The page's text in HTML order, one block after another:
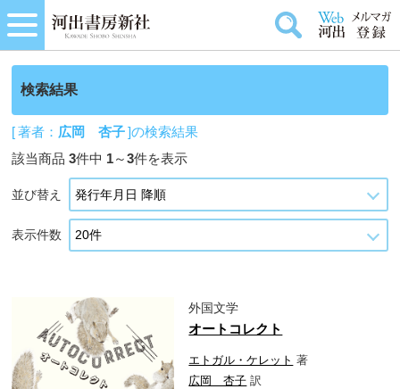
検索結果
[ 著者： 広岡 杏子]の検索結果
該当商品3件中 1～3件を表示
並び替え
表示件数
外国文学
オートコレクト
エトガル・ケレット 著
広岡 杏子 訳